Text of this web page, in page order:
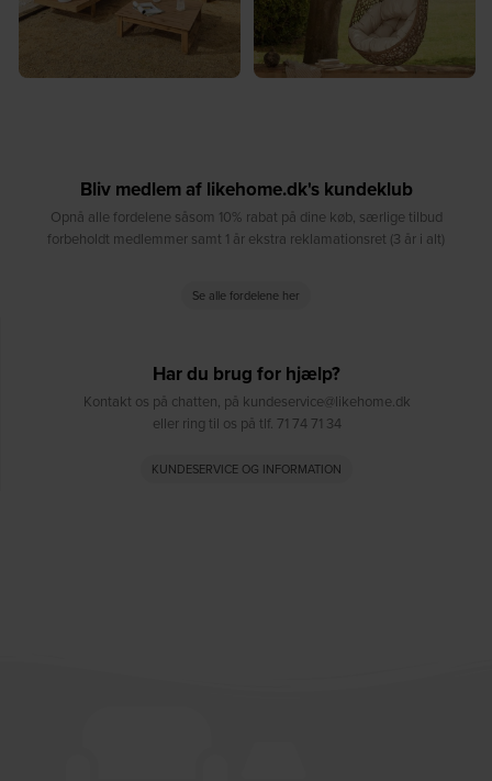
Bliv medlem af likehome.dk's kundeklub
Opnå alle fordelene såsom 10% rabat på dine køb, særlige tilbud
forbeholdt medlemmer samt 1 år ekstra reklamationsret (3 år i alt)
Se alle fordelene her
Har du brug for hjælp?
Kontakt os på chatten, på kundeservice@likehome.dk
eller ring til os på tlf. 71 74 71 34
KUNDESERVICE OG INFORMATION